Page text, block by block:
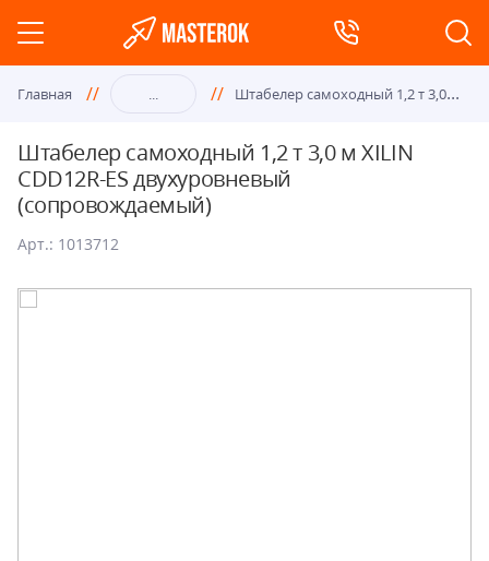
Главная ... Шта
белер самоходный 1,2 т 3,0 м XILIN CDD12R-ES двухуровневый (сопровождаемый)
Штабелер самоходный 1,2 т 3,0 м XILIN
CDD12R-ES двухуровневый
(сопровождаемый)
Арт.: 1013712